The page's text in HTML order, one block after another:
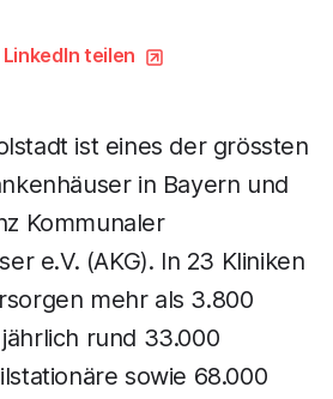
teilen
ist eines der grössten
in Bayern und
Kommunaler
e.V. (AKG). In 23 Kliniken
mehr als 3.800
rund 33.000
sowie 68.000